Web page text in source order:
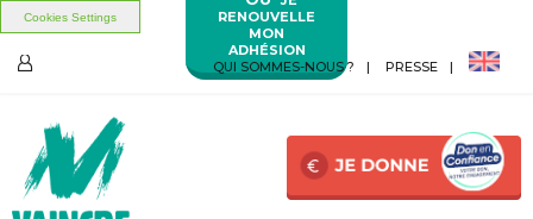
Cookies Settings
Aller au contenu principal
Aller au menu principal
RENOUVELLE
MON
ADHÉSION
QUI SOMMES-NOUS ?
PRESSE